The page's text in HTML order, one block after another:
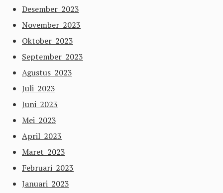
Desember 2023
November 2023
Oktober 2023
September 2023
Agustus 2023
Juli 2023
Juni 2023
Mei 2023
April 2023
Maret 2023
Februari 2023
Januari 2023